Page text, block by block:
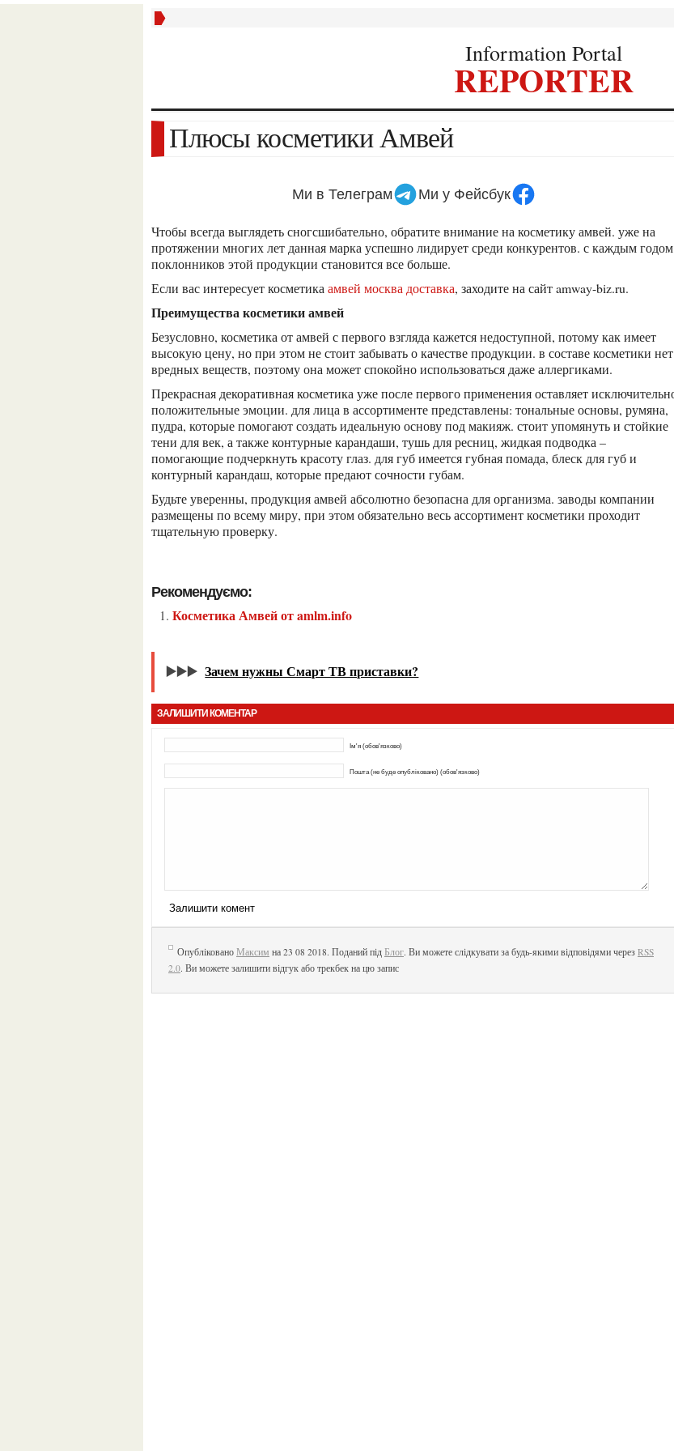
Information Portal
REPORTER
Плюсы косметики Амвей
Ми в Телеграм Ми у Фейсбук
чтобы всегда выглядеть сногсшибательно, обратите внимание на косметику амвей. уже на
протяжении многих лет данная марка успешно лидирует среди конкурентов. с каждым годом
поклонников этой продукции становится все больше.
если вас интересует косметика амвей москва доставка, заходите на сайт amway-biz.ru.
преимущества косметики амвей
безусловно, косметика от амвей с первого взгляда кажется недоступной, потому как имеет
высокую цену, но при этом не стоит забывать о качестве продукции. в составе косметики нет
вредных веществ, поэтому она может спокойно использоваться даже аллергиками.
прекрасная декоративная косметика уже после первого применения оставляет исключительно
положительные эмоции. для лица в ассортименте представлены: тональные основы, румяна,
пудра, которые помогают создать идеальную основу под макияж. стоит упомянуть и стойкие
тени для век, а также контурные карандаши, тушь для ресниц, жидкая подводка –
помогающие подчеркнуть красоту глаз. для губ имеется губная помада, блеск для губ и
контурный карандаш, которые предают сочности губам.
будьте уверенны, продукция амвей абсолютно безопасна для организма. заводы компании
размещены по всему миру, при этом обязательно весь ассортимент косметики проходит
тщательную проверку.
Рекомендуємо:
Косметика Амвей от amlm.info
▶️▶️▶️ Зачем нужны Смарт ТВ приставки?
ЗАЛИШИТИ КОМЕНТАР
Ім'я (обов'язково)
Пошта (не буде опубліковано) (обов'язково)
Опубліковано Максим на 23 08 2018. Поданий під Блог. Ви можете слідкувати за будь-якими відповідями через RSS
2.0. Ви можете залишити відгук або трекбек на цю запис